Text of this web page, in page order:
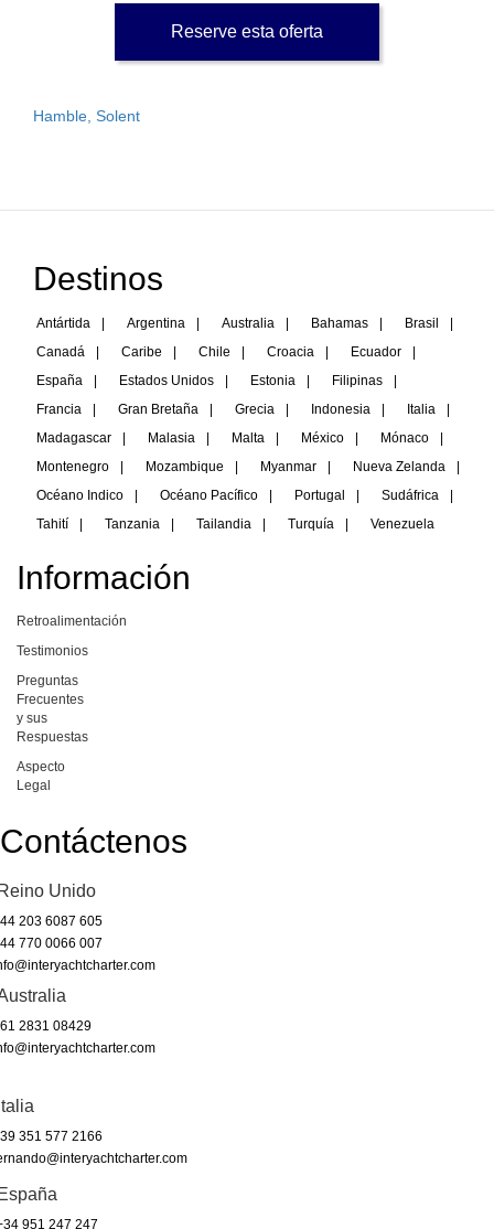
Reserve esta oferta
Hamble, Solent
Destinos
Antártida Argentina Australia Bahamas Brasil
Canadá
Caribe Chile Croacia Ecuador
España
Estados Unidos Estonia Filipinas
Francia
Gran Bretaña Grecia Indonesia Italia
Madagascar
Malasia Malta México Mónaco
Montenegro
Mozambique Myanmar Nueva Zelanda
Océano Indico
Océano Pacífico Portugal Sudáfrica
Tahití
Tanzania Tailandia Turquía Venezuela
Información
Retroalimentación
Testimonios
Preguntas
Frecuentes
y sus
Respuestas
Aspecto
Legal
Contáctenos
Unido
203 6087 605
770 0066 007
2831 08429
351 577 2166
951 247 247